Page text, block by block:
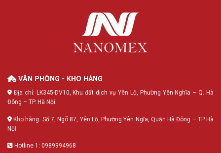
VĂN PHÒNG - KHO HÀNG
Địa chỉ: LK345-DV10, Khu đất dịch vụ Yên Lộ, Phường Yên Nghĩa – Q. Hà
Đông – TP. Hà Nội.
Kho hàng: Số 7, Ngõ 87, Yên Lộ, Phường Yên Ngĩa, Quận Hà Đông – TP Hà
Nội.
Hotline 1: 0989994968